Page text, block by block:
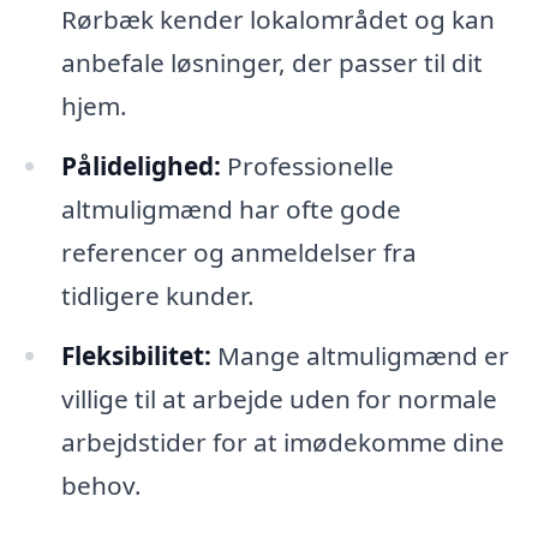
Rørbæk kender lokalområdet og kan
anbefale løsninger, der passer til dit
hjem.
Pålidelighed: Professionelle
altmuligmænd har ofte gode
referencer og anmeldelser fra
tidligere kunder.
Fleksibilitet: Mange altmuligmænd er
villige til at arbejde uden for normale
arbejdstider for at imødekomme dine
behov.